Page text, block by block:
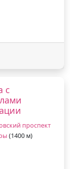
с
проспект
(1400 м)